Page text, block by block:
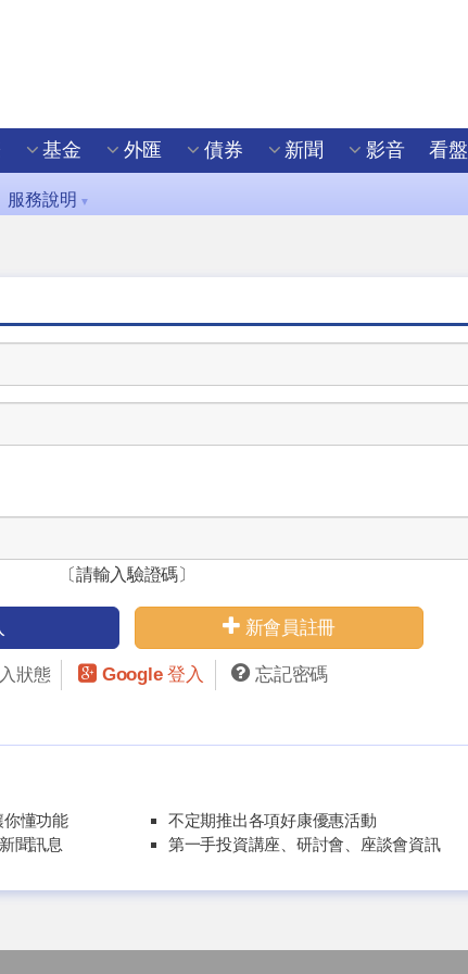
基金 外匯 債券 新聞 影音 看盤
服務說明 ▼
〔請輸入驗證碼〕
新會員註冊
狀態 Google 登入 忘記密碼
你懂功能
聞訊息
不定期推出各項好康優惠活動
第一手投資講座、研討會、座談會資訊